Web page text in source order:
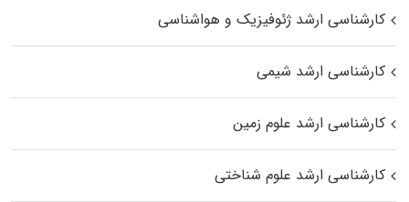
کارشناسی ارشد ژئوفیزیک و هواشناسی
کارشناسی ارشد شیمی
کارشناسی ارشد علوم زمین
کارشناسی ارشد علوم شناختی